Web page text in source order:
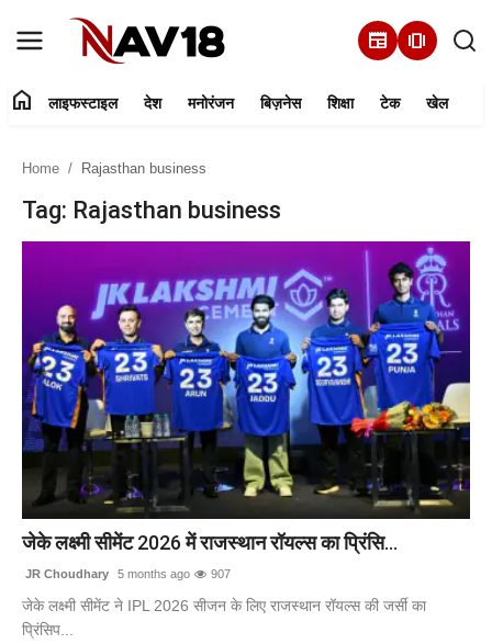
newspaper amp_stories
देश
मनोरंजन
बिज़नेस
हमारे बारे में
टेक
खेल
संपर्क करें
home लाइफस्टाइल देश मनोरंजन बिज़नेस शिक्षा टेक खेल
Home Rajasthan business
Tag: Rajasthan business
जेके लक्ष्मी सीमेंट 2026 में राजस्थान रॉयल्स का प्रिंसि...
JR Choudhary 5 months ago 907
जेके लक्ष्मी सीमेंट ने IPL 2026 सीजन के लिए राजस्थान रॉयल्स की जर्सी का
प्रिंसिप...